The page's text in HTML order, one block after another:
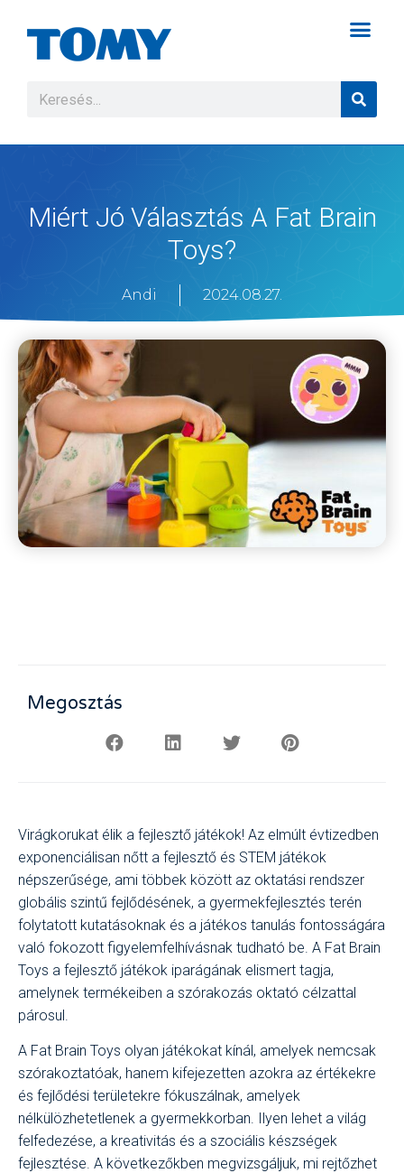
Miért Jó Választás A Fat Brain
Toys?
Andi 2024.08.27.
Megosztás
Virágkorukat élik a fejlesztő játékok! Az elmúlt évtizedben
exponenciálisan nőtt a fejlesztő és STEM játékok
népszerűsége, ami többek között az oktatási rendszer
globális szintű fejlődésének, a gyermekfejlesztés terén
folytatott kutatásoknak és a játékos tanulás fontosságára
való fokozott figyelemfelhívásnak tudható be. A Fat Brain
Toys a fejlesztő játékok iparágának elismert tagja,
amelynek termékeiben a szórakozás oktató célzattal
párosul.
A Fat Brain Toys olyan játékokat kínál, amelyek nemcsak
szórakoztatóak, hanem kifejezetten azokra az értékekre
és fejlődési területekre fókuszálnak, amelyek
nélkülözhetetlenek a gyermekkorban. Ilyen lehet a világ
felfedezése, a kreativitás és a szociális készségek
fejlesztése. A következőkben megvizsgáljuk, mi rejtőzhet